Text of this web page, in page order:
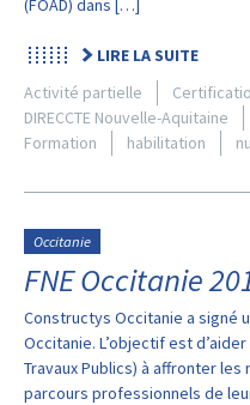
(FOAD) dans […]
LIRE LA SUITE
Activité partielle
DIRECCTE Nouvelle-Aquitaine
Formation
habilitation
Occitanie
FNE Occitanie
Constructys Occitanie a signé
Occitanie. L’objectif est
Travaux Publics) à affronter
parcours professionnels de